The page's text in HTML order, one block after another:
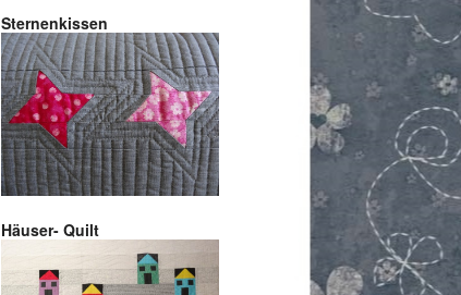
Sternenkissen
Häuser- Quilt